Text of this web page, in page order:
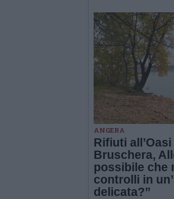
ANGERA
Rifiuti
Bruschera,
possibile che
controlli in
delicata?”